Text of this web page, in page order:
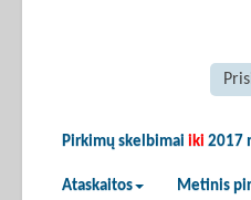
Pirkimų skelbimai iki 2017
Ataskaitos Metinis